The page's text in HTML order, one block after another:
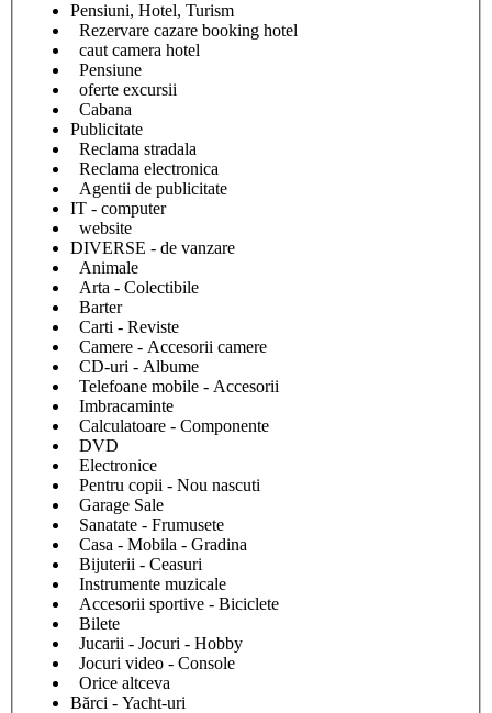
Pensiuni, Hotel, Turism
Rezervare cazare booking hotel
caut camera hotel
Pensiune
oferte excursii
Cabana
Publicitate
Reclama stradala
Reclama electronica
Agentii de publicitate
IT - computer
website
DIVERSE - de vanzare
Animale
Arta - Colectibile
Barter
Carti - Reviste
Camere - Accesorii camere
CD-uri - Albume
Telefoane mobile - Accesorii
Imbracaminte
Calculatoare - Componente
DVD
Electronice
Pentru copii - Nou nascuti
Garage Sale
Sanatate - Frumusete
Casa - Mobila - Gradina
Bijuterii - Ceasuri
Instrumente muzicale
Accesorii sportive - Biciclete
Bilete
Jucarii - Jocuri - Hobby
Jocuri video - Console
Orice altceva
Bărci - Yacht-uri